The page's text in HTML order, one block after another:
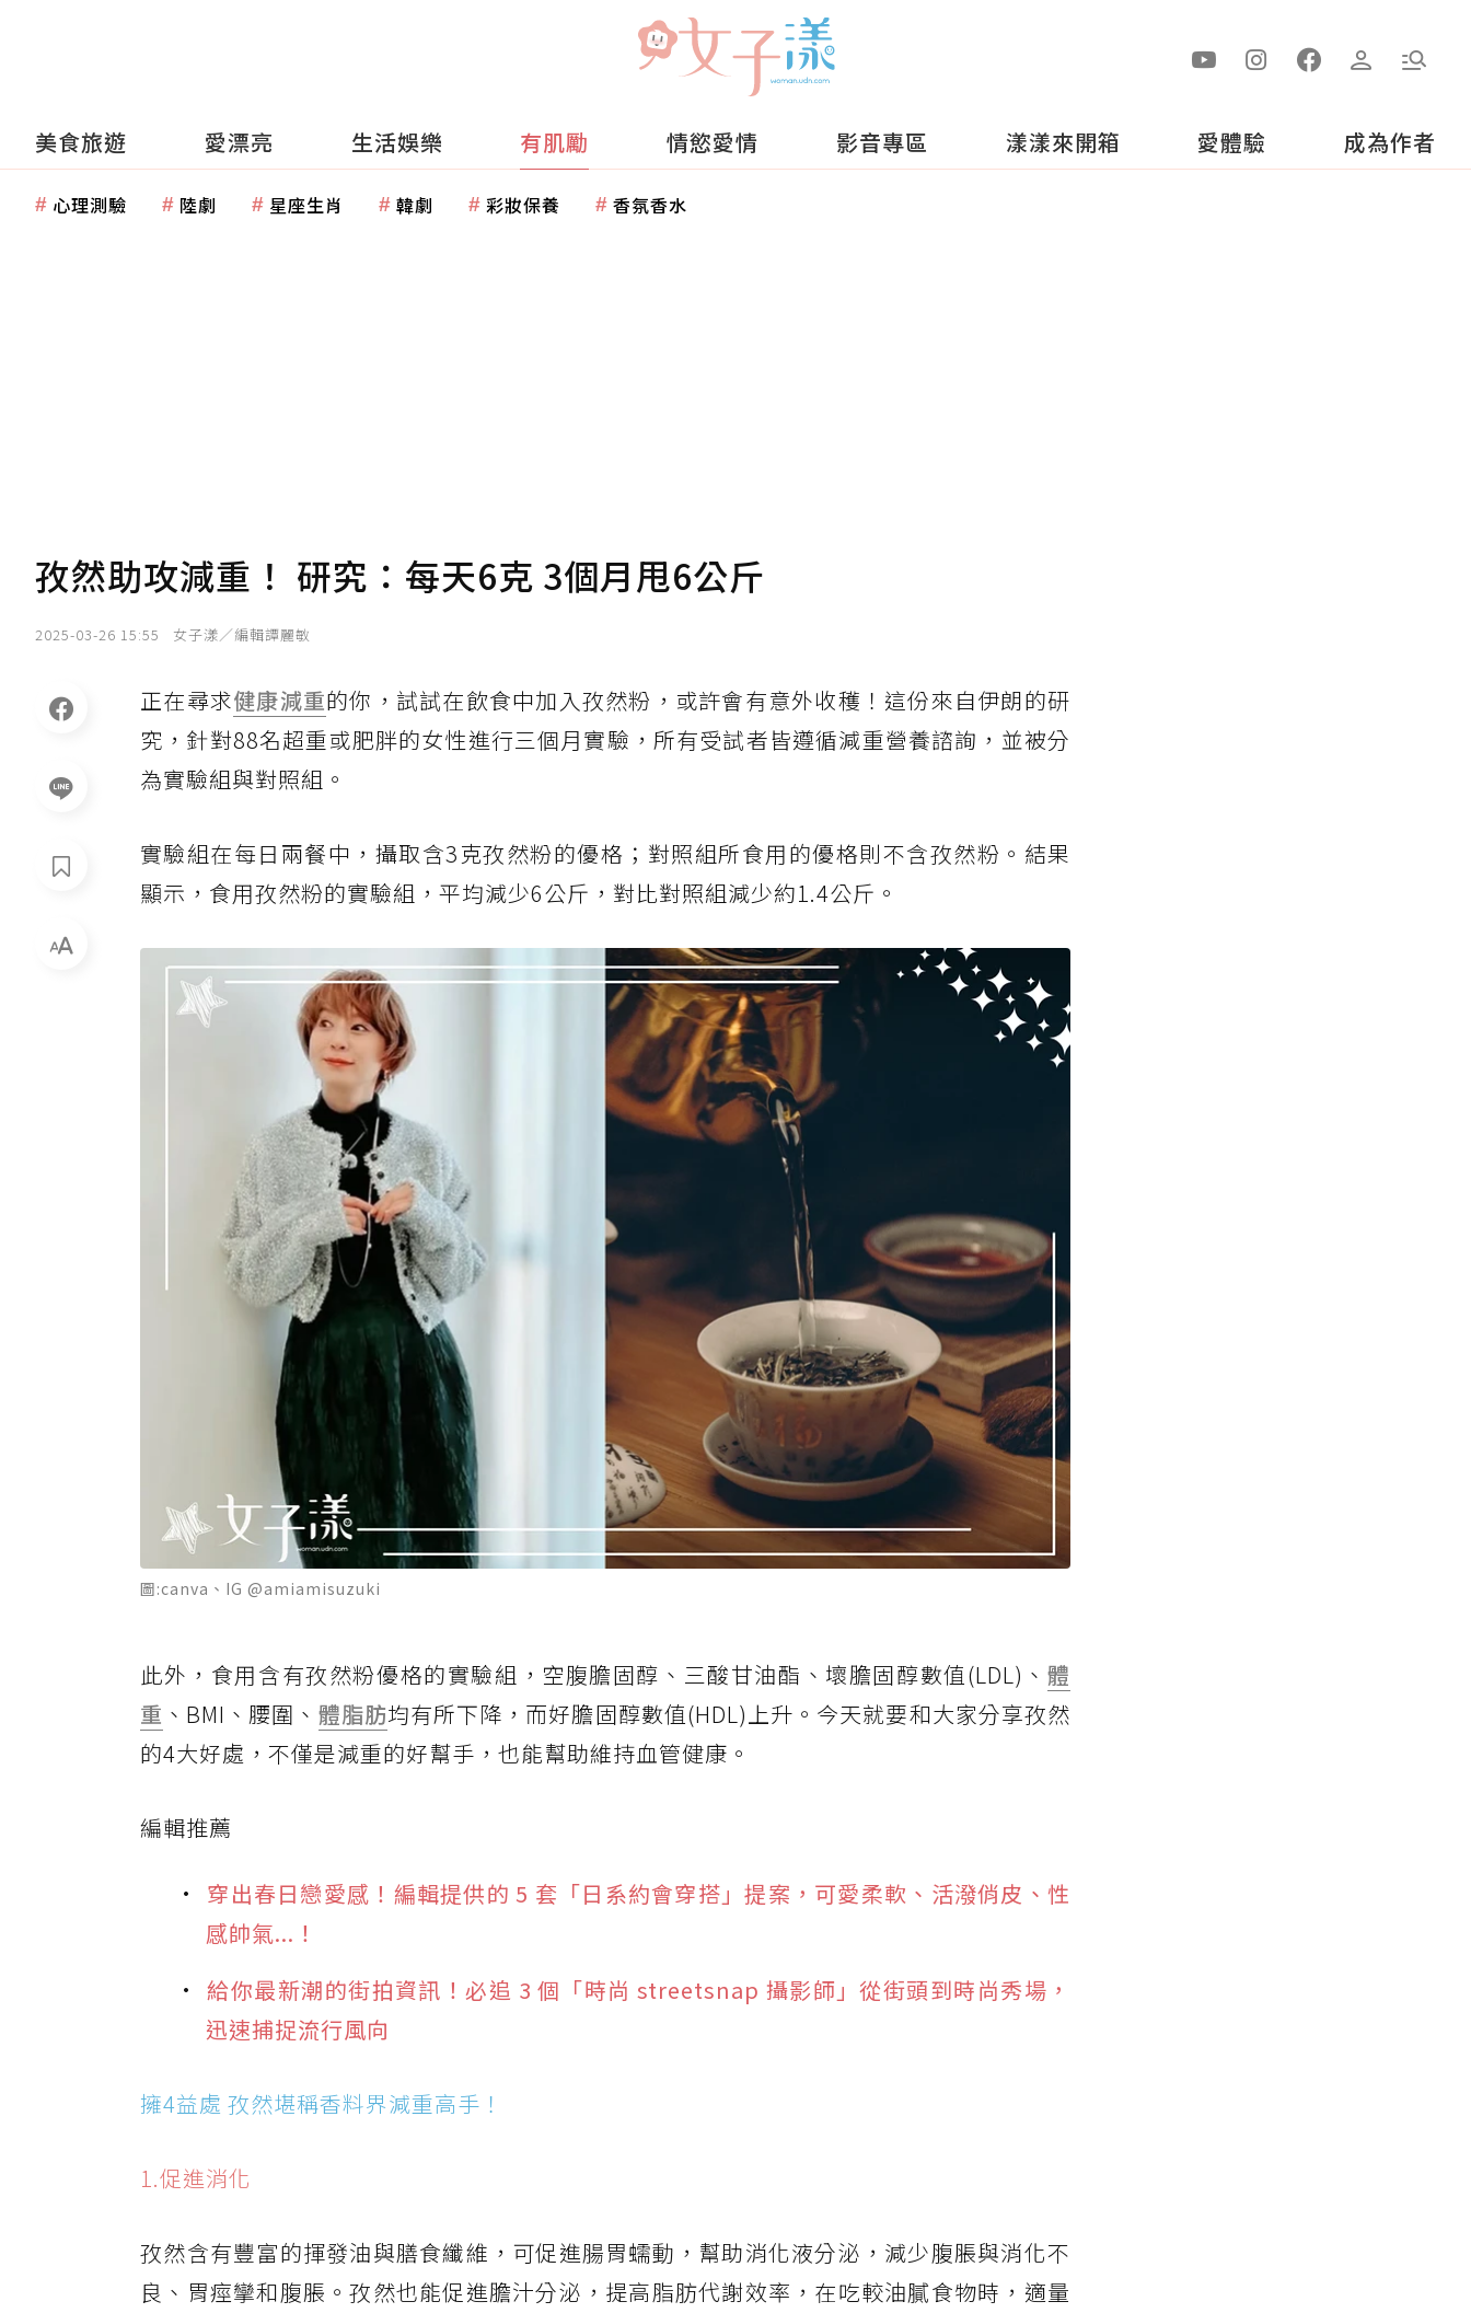
美食旅遊 愛漂亮 生活娛樂 有肌勵 情慾愛情 影音專區 漾漾來開箱 愛體驗 成為作者
心理測驗 陸劇 星座生肖 韓劇 彩妝保養 香氛香水
孜然助攻減重！ 研究：每天6克 3個月甩6公斤
2025-03-26 15:55 女子漾／編輯譚麗敏
正在尋求健康減重的你，試試在飲食中加入孜然粉，或許會有意外收穫！這份來自伊朗的研
究，針對88名超重或肥胖的女性進行三個月實驗，所有受試者皆遵循減重營養諮詢，並被分
為實驗組與對照組。
實驗組在每日兩餐中，攝取含3克孜然粉的優格；對照組所食用的優格則不含孜然粉。結果
顯示，食用孜然粉的實驗組，平均減少6公斤，對比對照組減少約1.4公斤。
圖:canva、IG @amiamisuzuki
此外，食用含有孜然粉優格的實驗組，空腹膽固醇、三酸甘油酯、壞膽固醇數值(LDL)、 體
重 、BMI、腰圍、 體脂肪均有所下降，而好膽固醇數值(HDL)上升。今天就要和大家分享孜然
的4大好處，不僅是減重的好幫手，也能幫助維持血管健康。
編輯推薦
穿出春日戀愛感！編輯提供的 5 套「日系約會穿搭」提案，可愛柔軟、活潑俏皮、性
感帥氣...！
給你最新潮的街拍資訊！必追 3 個「時尚 streetsnap 攝影師」從街頭到時尚秀場，
迅速捕捉流行風向
擁4益處 孜然堪稱香料界減重高手！
1.促進消化
孜然含有豐富的揮發油與膳食纖維，可促進腸胃蠕動，幫助消化液分泌，減少腹脹與消化不
良、胃痙攣和腹脹。孜然也能促進膽汁分泌，提高脂肪代謝效率，在吃較油膩食物時，適量